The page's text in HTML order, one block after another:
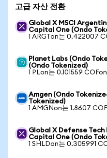
고급 자산 전환
Global X MSCI
Capital One (Ondo
1 ARGTon는 0.422007
Planet Labs (Ondo
(Ondo Tokenized)
1 PLon는 0.101559
Amgen (Ondo
Tokenized)
1 AMGNon는 1.8607
Global X Defense Tech
Capital One (Ondo
1 SHLDon는 0.305991